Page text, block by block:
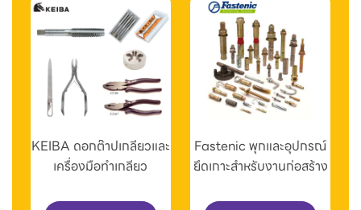
KEIBA ดอกต๊าปเกลียวและ
เครื่องมือทำเกลียว
Fastenic พุกและอุปกรณ์
ยึดเกาะสำหรับงานก่อสร้าง